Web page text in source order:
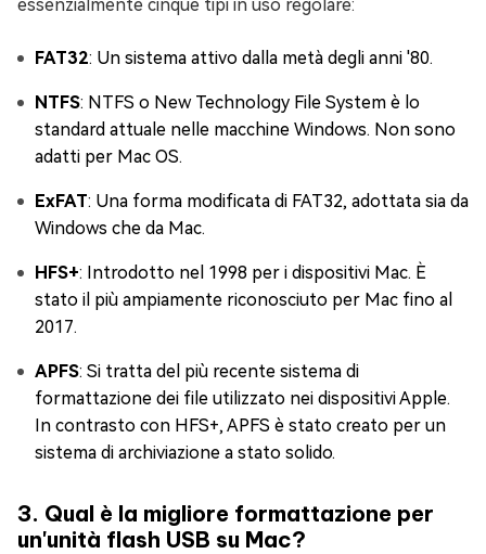
essenzialmente cinque tipi in uso regolare:
FAT32: Un sistema attivo dalla metà degli anni '80.
NTFS: NTFS o New Technology File System è lo
standard attuale nelle macchine Windows. Non sono
adatti per Mac OS.
ExFAT: Una forma modificata di FAT32, adottata sia da
Windows che da Mac.
HFS+: Introdotto nel 1998 per i dispositivi Mac. È
stato il più ampiamente riconosciuto per Mac fino al
2017.
APFS: Si tratta del più recente sistema di
formattazione dei file utilizzato nei dispositivi Apple.
In contrasto con HFS+, APFS è stato creato per un
sistema di archiviazione a stato solido.
3. Qual è la migliore formattazione per
un'unità flash USB su Mac?